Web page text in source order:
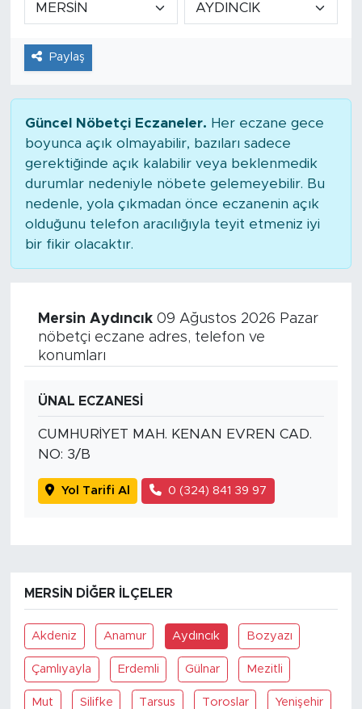
Paylaş
Güncel Nöbetçi Eczaneler. Her eczane gece
boyunca açık olmayabilir, bazıları sadece
gerektiğinde açık kalabilir veya beklenmedik
durumlar nedeniyle nöbete gelemeyebilir. Bu
nedenle, yola çıkmadan önce eczanenin açık
olduğunu telefon aracılığıyla teyit etmeniz iyi
bir fikir olacaktır.
Mersin Aydıncık09 Ağustos 2026 Pazar
nöbetçi eczane adres, telefon ve
konumları
ÜNAL ECZANESİ
CUMHURİYET MAH. KENAN EVREN CAD.
NO: 3/B
Yol Tarifi Al 0 (324) 841 39 97
MERSIN DIĞER İLÇELER
Akdeniz Anamur Aydıncık Bozyazı
Çamlıyayla Erdemli Gülnar Mezitli
Mut Silifke Tarsus Toroslar Yenişehir
Tarihçe
Resmi İlanlar
Foto Şaka
Politika